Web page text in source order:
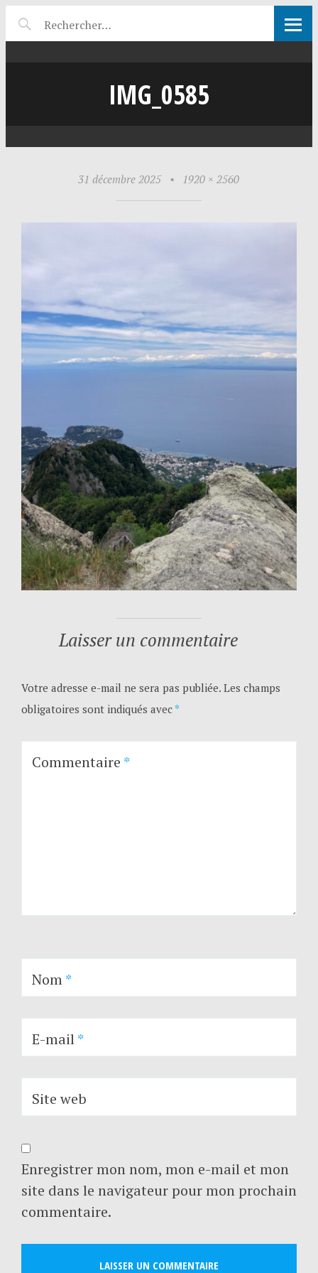
IMG_0585
31 décembre 2025 • 1920 × 2560
Laisser un commentaire
Votre adresse e-mail ne sera pas publiée. Les champs
obligatoires sont indiqués avec *
Commentaire *
Nom*
E-mail*
Site web
Enregistrer mon nom, mon e-mail et mon
site dans le navigateur pour mon prochain
commentaire.